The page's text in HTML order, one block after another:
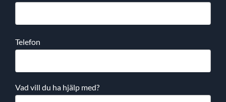
Telefon
Vad vill du ha hjälp med?